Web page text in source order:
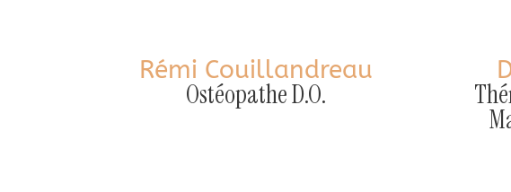
Rémi Couillandreau
Ostéopathe D.O.